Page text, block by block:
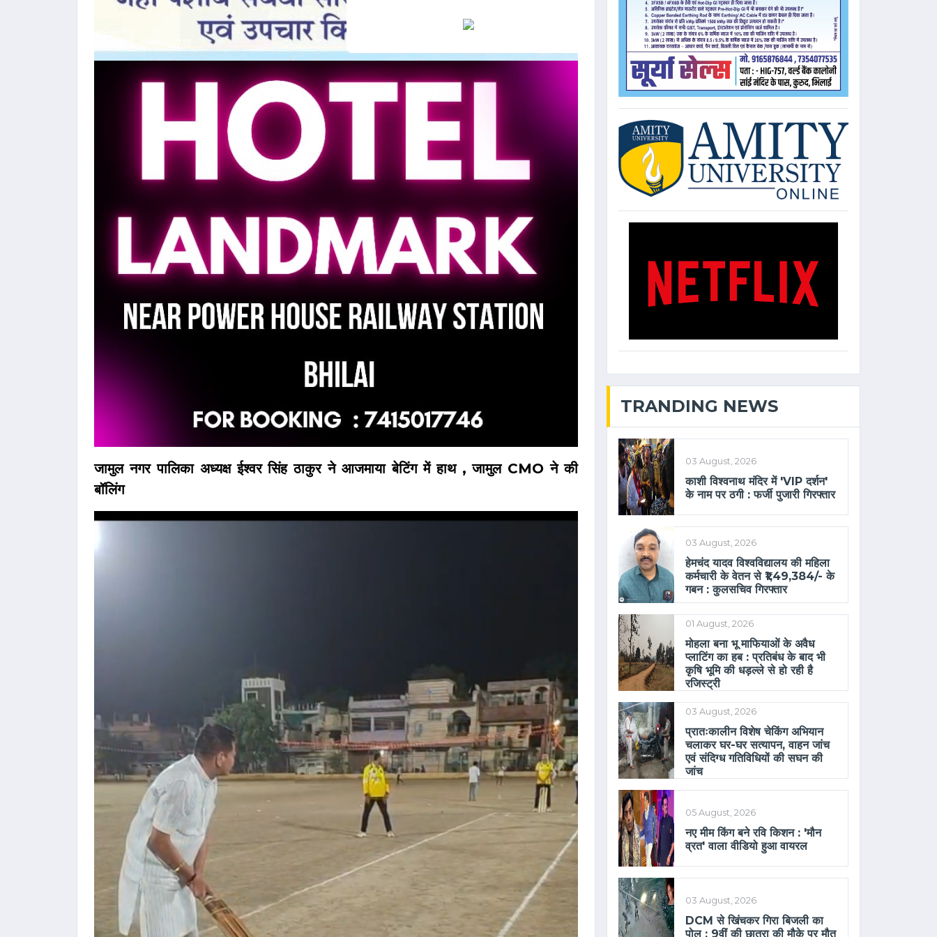
जामुल नगर पालिका अध्यक्ष ईश्वर सिंह ठाकुर ने आजमाया बेटिंग में हाथ , जामुल CMO ने की
बॉलिंग
TRANDING NEWS
03 August, 2026
काशी विश्वनाथ मंदिर में 'VIP दर्शन'
के नाम पर ठगी : फर्जी पुजारी गिरफ्तार
03 August, 2026
हेमचंद यादव विश्वविद्यालय की महिला
कर्मचारी के वेतन से ₹1,49,384/- के
गबन : कुलसचिव गिरफ्तार
01 August, 2026
मोहला बना भू माफियाओं के अवैध
प्लाटिंग का हब : प्रतिबंध के बाद भी
कृषि भूमि की धड़ल्ले से हो रही है
रजिस्ट्री
03 August, 2026
प्रातःकालीन विशेष चेकिंग अभियान
चलाकर घर-घर सत्यापन, वाहन जांच
एवं संदिग्ध गतिविधियों की सघन की
जांच
05 August, 2026
नए मीम किंग बने रवि किशन : 'मौन
व्रत' वाला वीडियो हुआ वायरल
03 August, 2026
DCM से खिंचकर गिरा बिजली का
पोल : 9वीं की छात्रा की मौके पर मौत